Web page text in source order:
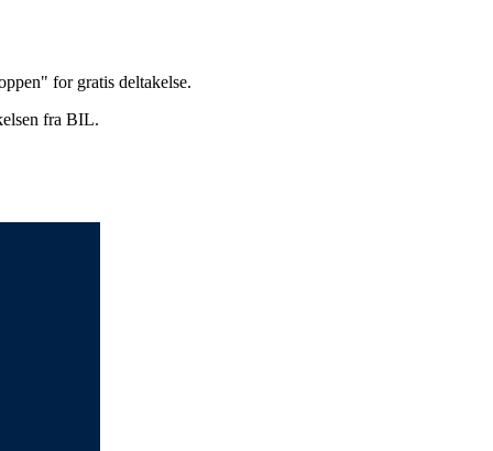
for gratis deltakelse.
fra BIL.